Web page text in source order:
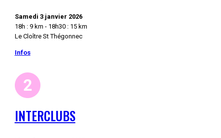
Samedi 3 janvier 2026
18h : 9 km - 18h30 : 15 km
Le Cloître St Thégonnec
Infos
INTERCLUBS